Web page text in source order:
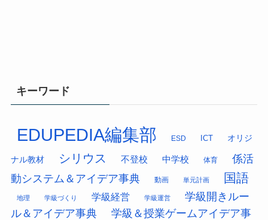
キーワード
EDUPEDIA編集部 ESD ICT オリジ
ナル教材 シリウス 不登校 中学校 体育
係活
動システム＆アイデア事典
動画 単元計画 国語
地理 学級づくり 学級経営 学級運営
学級開きルー
ル＆アイデア事典
学級＆授業ゲームアイデア事